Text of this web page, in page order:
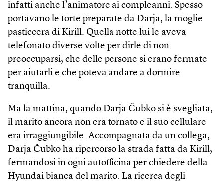
infatti anche l’animatore ai compleanni. Spesso
portavano le torte preparate da Darja, la moglie
pasticcera di Kirill. Quella notte lui le aveva
telefonato diverse volte per dirle di non
preoccuparsi, che delle persone si erano fermate
per aiutarli e che poteva andare a dormire
tranquilla.
Ma la mattina, quando Darja Čubko si è svegliata,
il marito ancora non era tornato e il suo cellulare
era irraggiungibile. Accompagnata da un collega,
Darja Čubko ha ripercorso la strada fatta da Kirill,
fermandosi in ogni autofficina per chiedere della
Hyundai bianca del marito. La ricerca degli